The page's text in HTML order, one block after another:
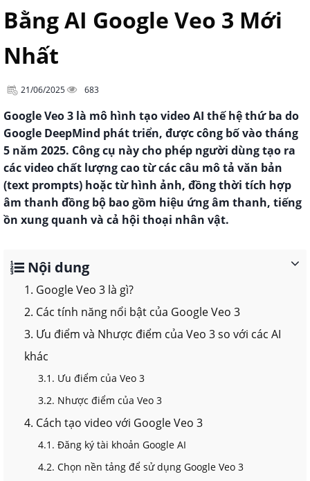
Bằng AI Google Veo 3 Mới
Nhất
21/06/2025 683
Google Veo 3 là mô hình tạo video AI thế hệ thứ ba do
Google DeepMind phát triển, được công bố vào tháng
5 năm 2025. Công cụ này cho phép người dùng tạo ra
các video chất lượng cao từ các câu mô tả văn bản
(text prompts) hoặc từ hình ảnh, đồng thời tích hợp
âm thanh đồng bộ bao gồm hiệu ứng âm thanh, tiếng
ồn xung quanh và cả hội thoại nhân vật.
Nội dung
1. Google Veo 3 là gì?
2. Các tính năng nổi bật của Google Veo 3
3. Ưu điểm và Nhược điểm của Veo 3 so với các AI
khác
3.1. Ưu điểm của Veo 3
3.2. Nhược điểm của Veo 3
4. Cách tạo video với Google Veo 3
4.1. Đăng ký tài khoản Google AI
4.2. Chọn nền tảng để sử dụng Google Veo 3